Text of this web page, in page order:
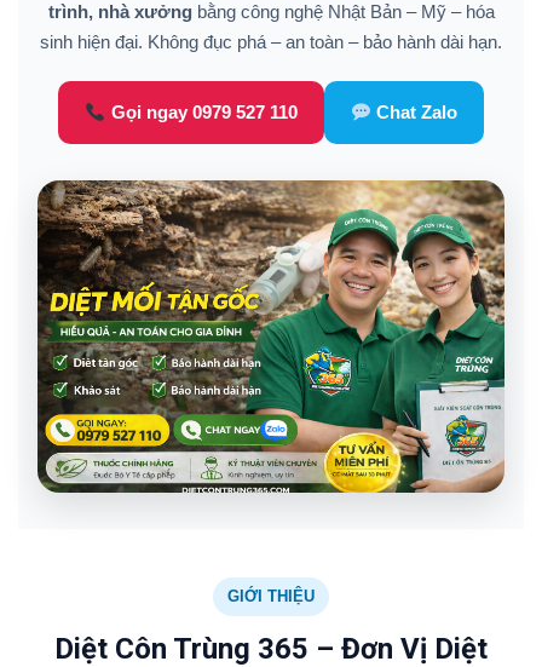
trình, nhà xưởngbằng công nghệ Nhật Bản – Mỹ – hóa
sinh hiện đại. Không đục phá – an toàn – bảo hành dài hạn.
Gọi ngay 0979 527 110 Chat Zalo
GIỚI THIỆU
Diệt Côn Trùng 365 – Đơn Vị Diệt